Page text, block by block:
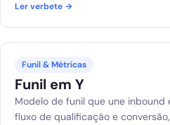
Ler verbete →
Funil & Métricas
Funil em Y
Modelo de funil que une inbound
fluxo de qualificação e